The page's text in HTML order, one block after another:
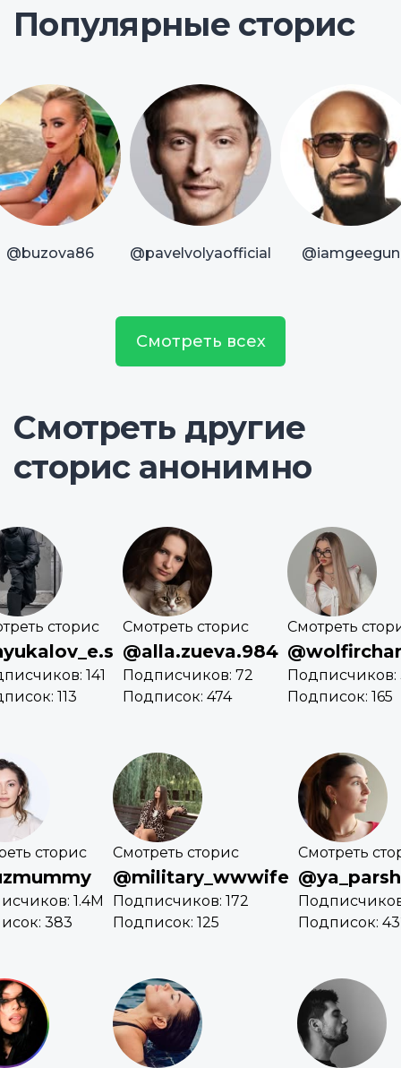
Популярные сторис
@buzova86 @pavelvolyaofficial @iamgeegun
Смотреть всех
Смотреть другие
сторис анонимно
сторис
141
113
Смотреть сторис
@alla.zueva.984
Подписчиков: 72
Подписок: 474
Смотреть
Подписчиков:
Подписок: 165
сторис
1.4M
383
Смотреть сторис
@military_wwwife
Подписчиков: 172
Подписок: 125
Смотреть
Подписок: